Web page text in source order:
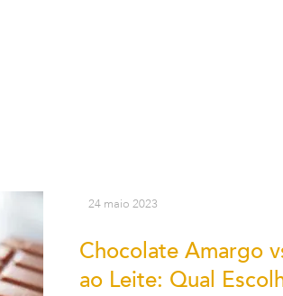
24 maio 2023
Chocolate Amargo
ao Leite: Qual